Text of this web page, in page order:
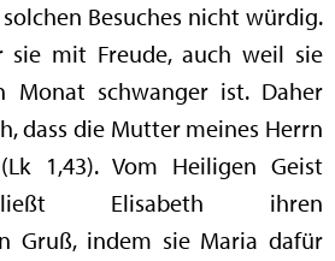
Besuches nicht würdig.
sie mit Freude, auch weil sie
Monat schwanger ist. Daher
dass die Mutter meines Herrn
1,43). Vom Heiligen Geist
Elisabeth ihren
Gruß, indem sie Maria dafür